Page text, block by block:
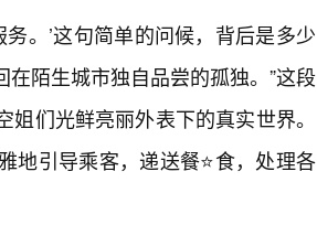
。’这句简单的问候，背后是多少
陌生城市独自品尝的孤独。”这段
们光鲜亮丽外表下的真实世界。
地引导乘客，递送餐⭐食，处理各